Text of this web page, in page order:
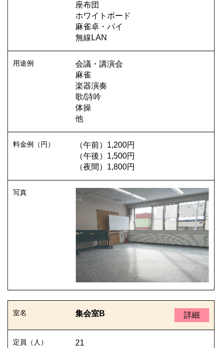
座布団
ホワイトボード
麻雀卓・パイ
無線LAN
会議・講演会
麻雀
楽器演奏
歌/詩吟
体操
他
（午前）1,200円
（午後）1,500円
（夜間）1,800円
集会室B 詳細
21